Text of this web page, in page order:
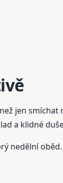
jen smíchat
a klidné
nedělní